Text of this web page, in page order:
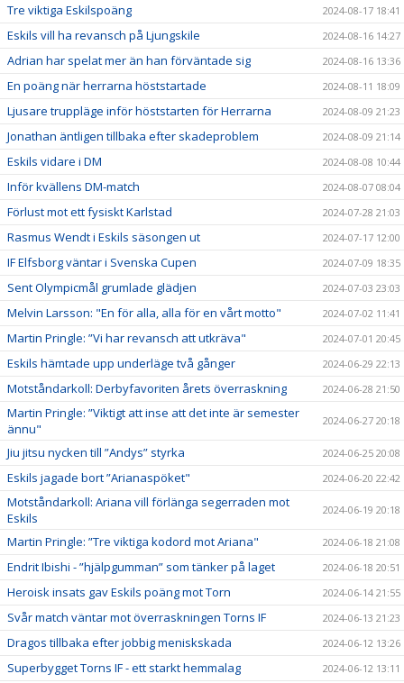
Tre viktiga Eskilspoäng 2024-08-17 18:41
Eskils vill ha revansch på Ljungskile 2024-08-16 14:27
Adrian har spelat mer än han förväntade sig 2024-08-16 13:36
En poäng när herrarna höststartade 2024-08-11 18:09
Ljusare truppläge inför höststarten för Herrarna 2024-08-09 21:23
Jonathan äntligen tillbaka efter skadeproblem 2024-08-09 21:14
Eskils vidare i DM 2024-08-08 10:44
Inför kvällens DM-match 2024-08-07 08:04
Förlust mot ett fysiskt Karlstad 2024-07-28 21:03
Rasmus Wendt i Eskils säsongen ut 2024-07-17 12:00
IF Elfsborg väntar i Svenska Cupen 2024-07-09 18:35
Sent Olympicmål grumlade glädjen 2024-07-03 23:03
Melvin Larsson: "En för alla, alla för en vårt motto" 2024-07-02 11:41
Martin Pringle: ”Vi har revansch att utkräva" 2024-07-01 20:45
Eskils hämtade upp underläge två gånger 2024-06-29 22:13
Motståndarkoll: Derbyfavoriten årets överraskning 2024-06-28 21:50
Martin Pringle: ”Viktigt att inse att det inte är semester
ännu"
2024-06-27 20:18
Jiu jitsu nycken till ”Andys” styrka 2024-06-25 20:08
Eskils jagade bort ”Arianaspöket" 2024-06-20 22:42
Motståndarkoll: Ariana vill förlänga segerraden mot
Eskils
2024-06-19 20:18
Martin Pringle: ”Tre viktiga kodord mot Ariana" 2024-06-18 21:08
Endrit Ibishi - ”hjälpgumman” som tänker på laget 2024-06-18 20:51
Heroisk insats gav Eskils poäng mot Torn 2024-06-14 21:55
Svår match väntar mot överraskningen Torns IF 2024-06-13 21:23
Dragos tillbaka efter jobbig meniskskada 2024-06-12 13:26
Superbygget Torns IF - ett starkt hemmalag 2024-06-12 13:11